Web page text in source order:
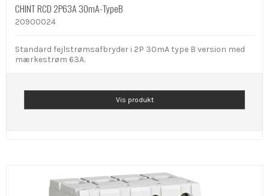
CHINT RCD 2P63A 30mA-TypeB
20900024
Standard fejlstrømsafbryder i 2P 30mA type B version med
mærkestrøm 63A.
Vis produkt